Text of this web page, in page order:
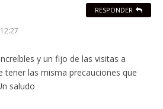
y un fijo de las visitas a
tener las misma precauciones que
saludo
RESPONDER